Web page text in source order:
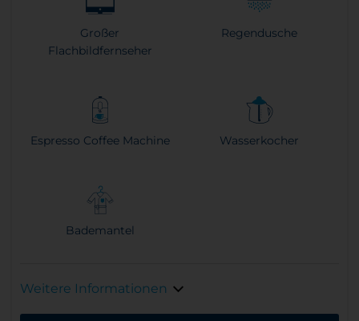
Großer
Flachbildfernseher
Regendusche
Espresso Coffee Machine Wasserkocher
Bademantel
Weitere Informationen